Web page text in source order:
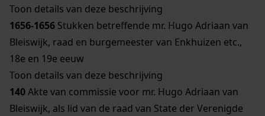
Toon details van deze beschrijving
1656-1656 Stukken betreffende mr. Hugo Adriaan van
Bleiswijk, raad en burgemeester van Enkhuizen etc.,
18e en 19e eeuw
Toon details van deze beschrijving
140Akte van commissie voor mr. Hugo Adriaan van
Bleiswijk, als lid van de raad van State der Verenigde